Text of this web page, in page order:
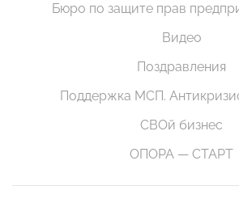
Бюро по защите прав
Видео
Поздравления
Поддержка МСП.
СВОй бизнес
ОПОРА — СТАРТ